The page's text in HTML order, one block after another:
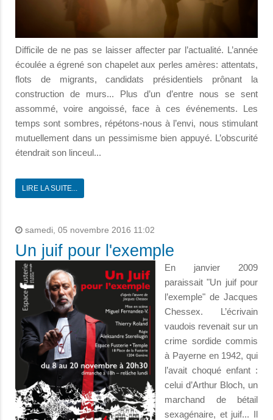
Difficile de ne pas se laisser affecter par l’actualité. L’année
écoulée a égrené son chapelet aux perles amères: attentats,
flots de migrants, candidats présidentiels prônant la
construction de murs... Plus d’un d’entre nous se sent
assommé, voire angoissé, face à ces événements. Les
temps sont sombres, répétons-nous à l’envi, nous stimulant
mutuellement dans un pessimisme bien appuyé. L’obscurité
étendrait son linceul...
LIRE LA SUITE...
samedi, 05 novembre 2016 11:02
Un juif pour l'exemple
En janvier 2009
paraissait "Un juif pour
l’exemple" de Jacques
Chessex. L’écrivain
vaudois revenait sur un
crime sordide commis
à Payerne en 1942, qui
l’avait choqué enfant :
celui d’Arthur Bloch, un
marchand de bétail
sexagénaire, et juif... Il